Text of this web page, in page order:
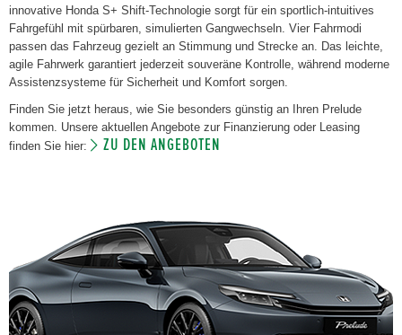
innovative Honda S+ Shift-Technologie sorgt für ein sportlich-intuitives
Fahrgefühl mit spürbaren, simulierten Gangwechseln. Vier Fahrmodi
passen das Fahrzeug gezielt an Stimmung und Strecke an. Das leichte,
agile Fahrwerk garantiert jederzeit souveräne Kontrolle, während moderne
Assistenzsysteme für Sicherheit und Komfort sorgen.
Finden Sie jetzt heraus, wie Sie besonders günstig an Ihren Prelude
kommen. Unsere aktuellen Angebote zur Finanzierung oder Leasing
finden Sie hier:
ZU DEN ANGEBOTEN